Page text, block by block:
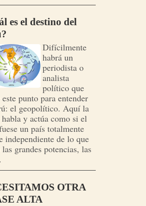
es el destino del
Difícilmente
habrá un
periodista o
analista
político que
punto para entender
el geopolítico. Aquí la
habla y actúa como si el
un país totalmente
independiente de lo que
grandes potencias, las
OTRA
ALTA